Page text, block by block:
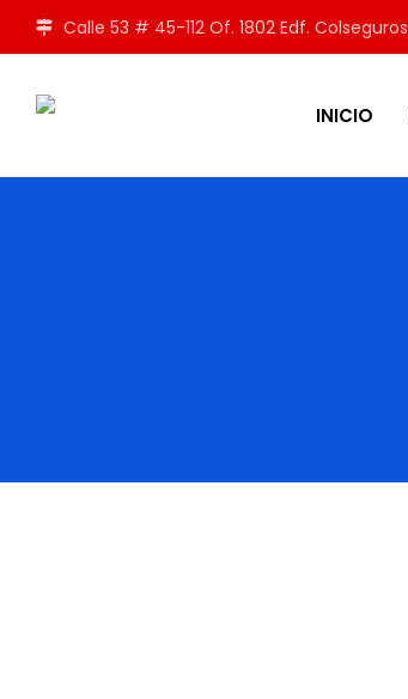
Calle 53 # 45-112 Of. 1802 Edf. Colseguros
INICIO